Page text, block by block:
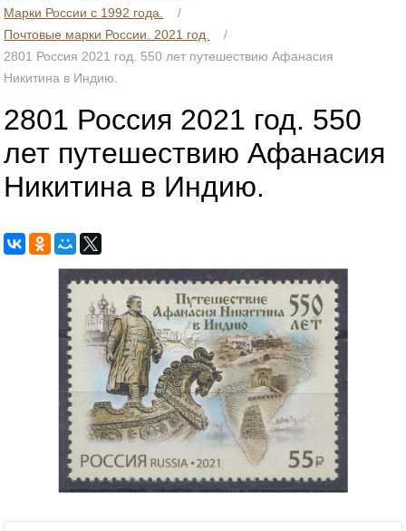
Марки России с 1992 года.
Почтовые марки России. 2021 год.
2801 Россия 2021 год. 550 лет путешествию Афанасия
Никитина в Индию.
2801 Россия 2021 год. 550
лет путешествию Афанасия
Никитина в Индию.